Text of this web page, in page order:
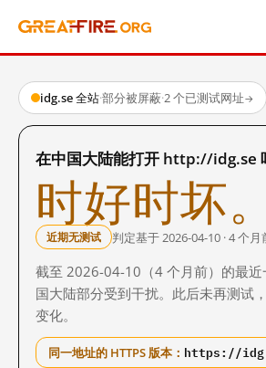
idg.se 全站·部分被屏蔽·2 个已测试网址→
在中国大陆能打开 http://idg.se
时好时坏。
近期无测试 判定基于 2026-04-10 · 4 个月
截至 2026-04-10（4 个月前）的最近
国大陆部分受到干扰。此后未再测试
变化。
同一地址的 HTTPS 版本： https://